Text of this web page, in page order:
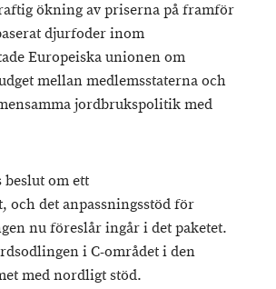
ökning av priserna på framför
djurfoder inom
Europeiska unionen om
mellan medlemsstaterna och
jordbrukspolitik med
om ett
och det anpassningsstöd för
nu föreslår ingår i det paketet.
i C-området i den
med nordligt stöd.